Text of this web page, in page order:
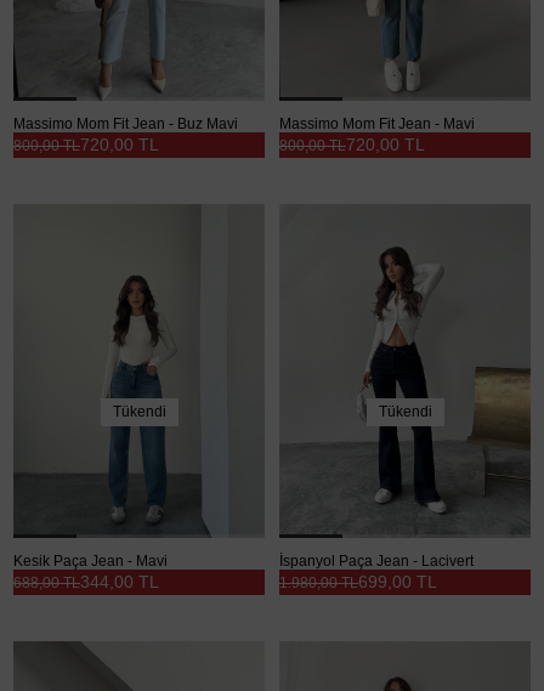
Massimo Mom Fit Jean - Buz Mavi
720,00 TL
800,00 TL
Massimo Mom Fit Jean - Mavi
720,00 TL
800,00 TL
Tükendi
Kesik Paça Jean - Mavi
344,00 TL
688,00 TL
Tükendi
İspanyol Paça Jean - Lacivert
699,00 TL
1.980,00 TL